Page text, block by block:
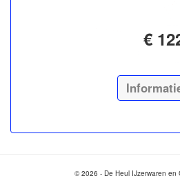
€
© 2026 - De Heul IJzerwaren en